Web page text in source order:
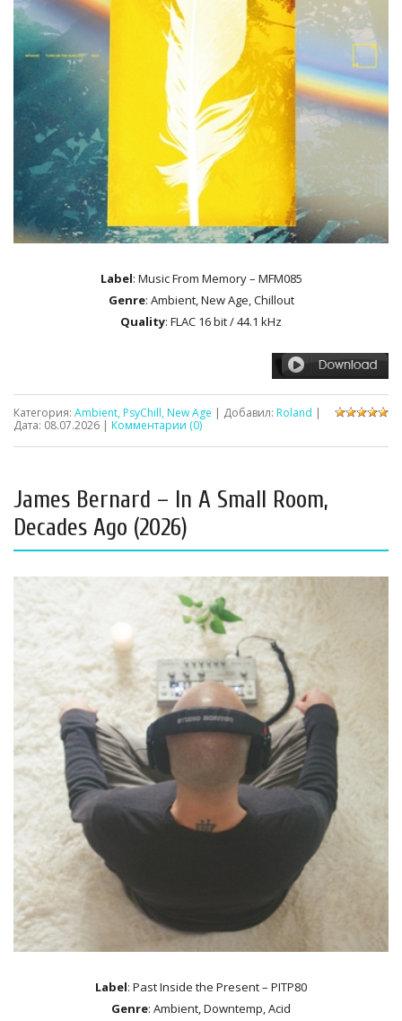
Label: Music From Memory – MFM085
Genre: Ambient, New Age, Chillout
Quality: FLAC 16 bit / 44.1 kHz
Категория: Ambient, PsyChill, New Age | Добавил: Roland |
Дата: 08.07.2026 | Комментарии (0)
James Bernard – In A Small Room,
Decades Ago (2026)
Label: Past Inside the Present – PITP80
Genre: Ambient, Downtemp, Acid